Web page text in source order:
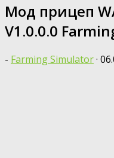
Мод прицеп
V1.0.0.0
- Farming Simulator·